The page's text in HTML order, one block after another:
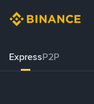
ExpressP2P